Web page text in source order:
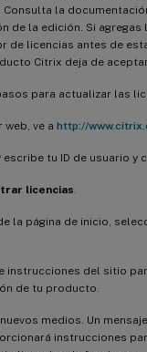
la
de la edición. Si agregas
de licencias antes de
Citrix deja de
para actualizar las
web, ve a http://
escribe tu ID de usuario y
licencias
la página de inicio,
instrucciones del sitio
de tu producto.
medios. Un
instrucciones